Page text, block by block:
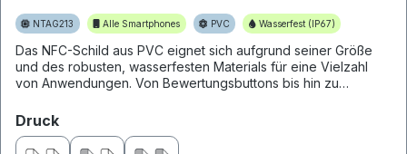
NTAG213 Alle Smartphones PVC Wasserfest (IP67)
Das NFC-Schild aus PVC eignet sich aufgrund seiner Größe
und des robusten, wasserfesten Materials für eine Vielzahl
von Anwendungen. Von Bewertungsbuttons bis hin zu
Druckauswählen